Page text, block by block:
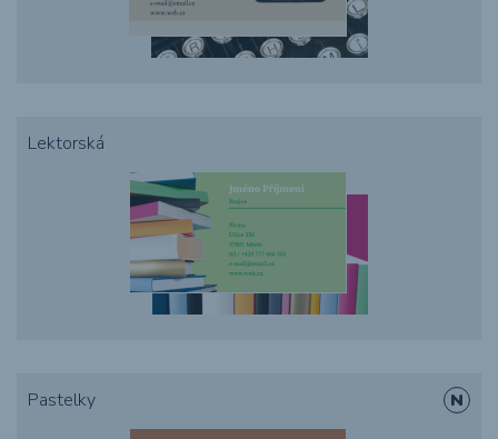
Lektorská
Pastelky